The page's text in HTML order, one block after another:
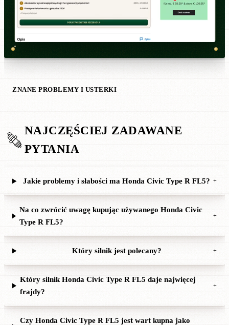
ZNANE PROBLEMY I USTERKI
NAJCZĘŚCIEJ ZADAWANE
PYTANIA
Jakie problemy i słabości ma Honda Civic Type R FL5? +
Na co zwrócić uwagę kupując używanego Honda Civic
Type R FL5?
+
Który silnik jest polecany? +
Który silnik Honda Civic Type R FL5 daje najwięcej
frajdy?
+
Czy Honda Civic Type R FL5 jest wart kupna jako